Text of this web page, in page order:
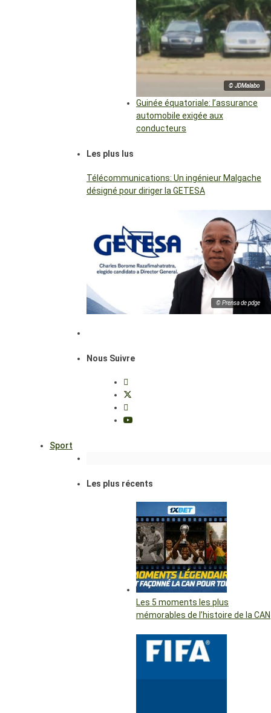
© JDMalabo
Guinée équatoriale: l’assurance
automobile exigée aux
conducteurs
Les plus lus
Télécommunications: Un ingénieur Malgache
désigné pour diriger la GETESA
© Prensa de pdge
Nous Suivre
Sport
Les plus récents
Les 5 moments les plus
mémorables de l’histoire de la CAN